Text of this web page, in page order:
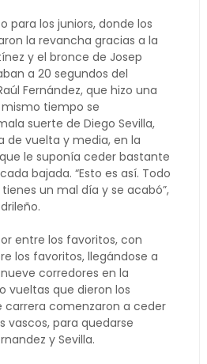
para los juniors, donde los
la revancha gracias a la
y el bronce de Josep
a 20 segundos del
Fernández, que hizo una
tiempo se
suerte de Diego Sevilla,
de vuelta y media, en la
le suponía ceder bastante
bajada. “Esto es así. Todo
un mal día y se acabó”,
entre los favoritos, con
los favoritos, llegándose a
corredores en la
vueltas que dieron los
carrera comenzaron a ceder
vascos, para quedarse
y Sevilla.